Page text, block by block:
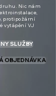
Nic nám
protipožární
vytápění VJ
SLUŽBY
OBJEDNÁVKA